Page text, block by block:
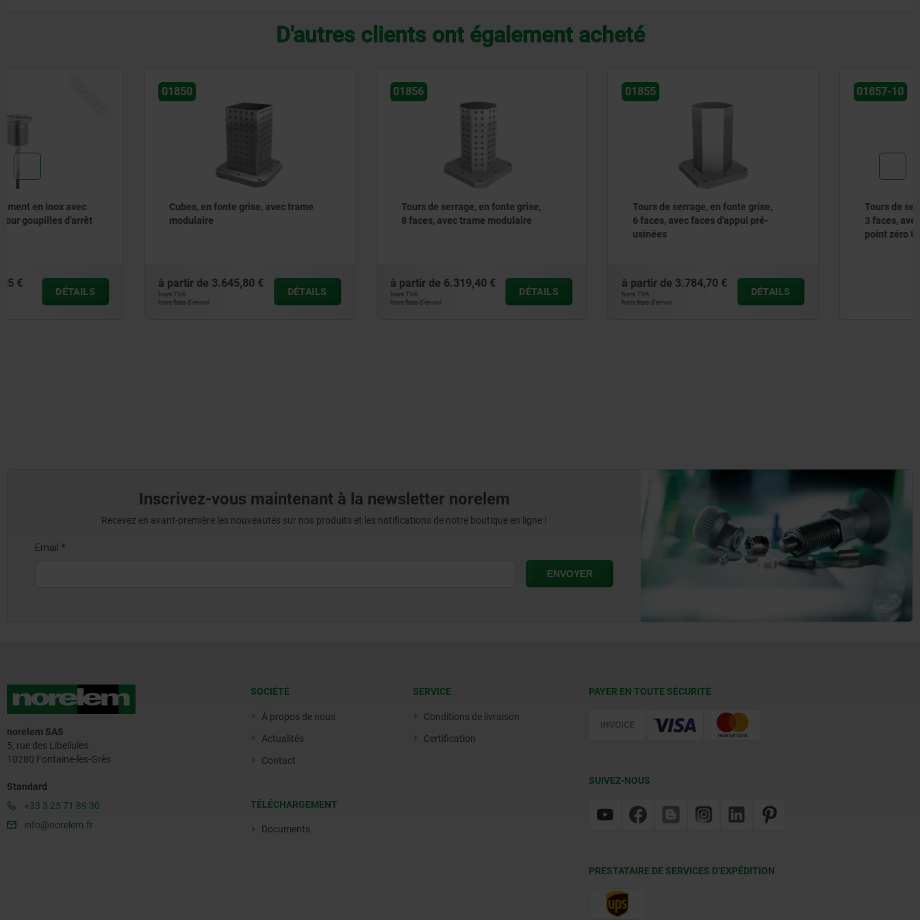
D'autres clients ont également acheté
Cubes, en fonte grise, avec trame
modulaire
à partir de 3.645,80 €
hors frais d’envoi
DÉTAILS
Tours de serrage, en fonte grise,
à partir de 6.319,40 €
hors frais d’envoi
DÉTAILS
Tours de serrage, en fonte grise,
6 faces, avec faces d'appui pré-
à partir de 3.784,70 €
hors frais d’envoi
DÉTAILS
Tours de serrage, en fonte grise, à
3 faces, avec système de bridage à
Inscrivez-vous maintenant à la newsletter norelem
Recevez en avant-première les nouveautés sur nos produits et les notifications de notre boutique en ligne !
norelem SAS
5, rue des Libellules
10280 Fontaine-les-Grès
Standard
+33 3 25 71 89 30
info@norelem.fr
SOCIÉTÉ
À propos de nous
Actualités
Contact
TÉLÉCHARGEMENT
Documents
SERVICE
Conditions de livraison
Certification
PAYER EN TOUTE SÉCURITÉ
SUIVEZ-NOUS
PRESTATAIRE DE SERVICES D’EXPÉDITION